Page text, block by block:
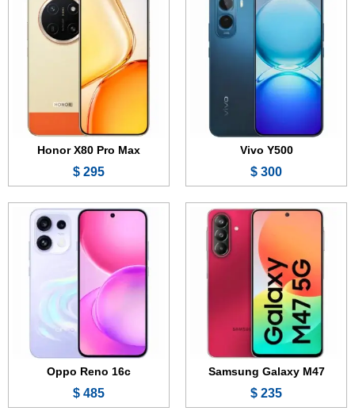
Vivo Y500
300 $
Honor X80 Pro Max
295 $
Samsung Galaxy M47
235 $
الشاشة:6.7 بوصة - 120 هرتز - Super AMOLED
الذاكرة:
الرام:6 أو 8 جيجابايت
الكاميرا:50 + 5 + 2 ميجابكسل
المعالج:Snapdragon 6 Gen 3
البطارية والشحن السريع:
Oppo Reno 16c
485 $
الشاشة:6.57 بوصة - 120 هرتز - AMOLED
الذاكرة:128 أو 256 جيجابايت
الرام:8 أو 12 جيجابايت
الكاميرا:50 + 50 + 8 ميجابكسل
البطارية والشحن السريع:
عرض الموصفات ←
الذاكرة:
الرام:12 جيجابايت
الكاميرا:200 + 50 + 50 ميجابكسل
المعالج:Mediatek Dimensity 8550 Super
البطارية والشحن السريع:
عرض الموصفات ←
الذاكرة:256 أو 512 جيجابايت
الرام:8 أو 12 جيجابايت
الكاميرا:50 + 50 + 50 ميجابكسل
البطارية والشحن السريع:
عرض الموصفات ←